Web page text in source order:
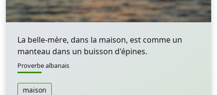
La belle-mère, dans la maison, est comme un
manteau dans un buisson d'épines.
Proverbe albanais
maison